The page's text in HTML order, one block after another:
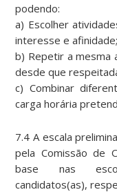
podendo:
a) Escolher
interesse e afinidade;
b) Repetir a mesma
desde que
c) Combinar
carga horária
7.4 A escala
pela Comissão de
base nas
candidatos(as),